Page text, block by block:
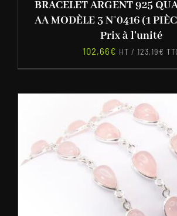
BRACELET ARGENT 925
AA MODÈLE 3 N°0416 (1
Prix à l’unité
102,66€ HT / 123,19€